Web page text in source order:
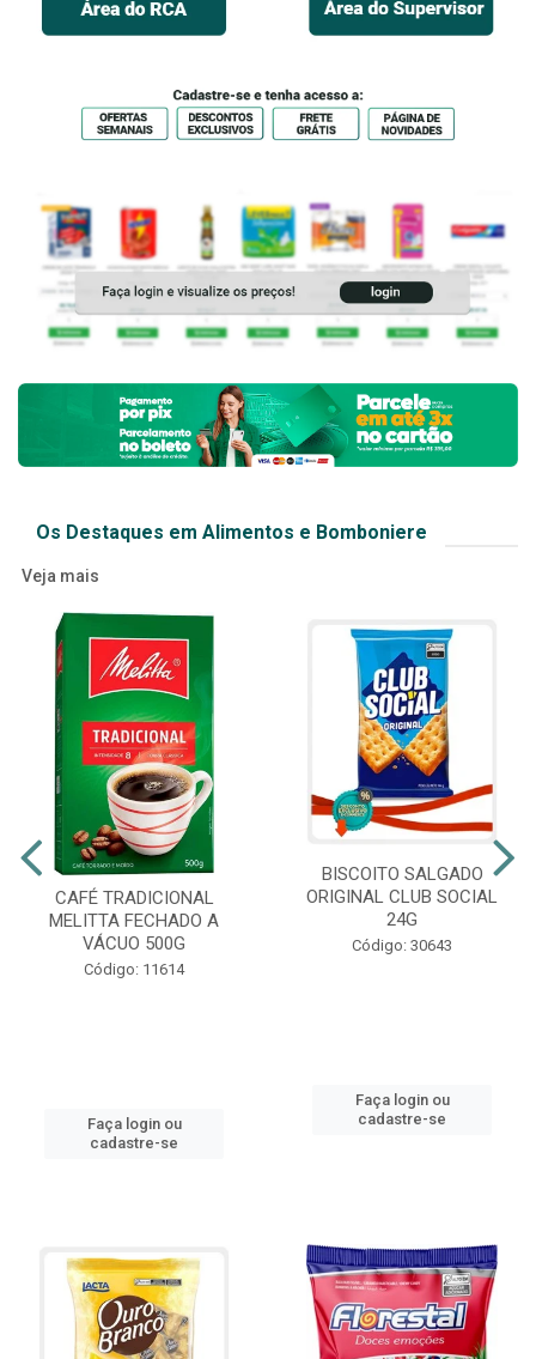
Os Destaques em Alimentos e Bomboniere
Veja mais
CAFÉ TRADICIONAL
MELITTA FECHADO A
VÁCUO 500G
Código: 11614
Faça login ou
cadastre-se
BISCOITO SALGADO
ORIGINAL CLUB SOCIAL
24G
Código: 30643
Faça login ou
cadastre-se